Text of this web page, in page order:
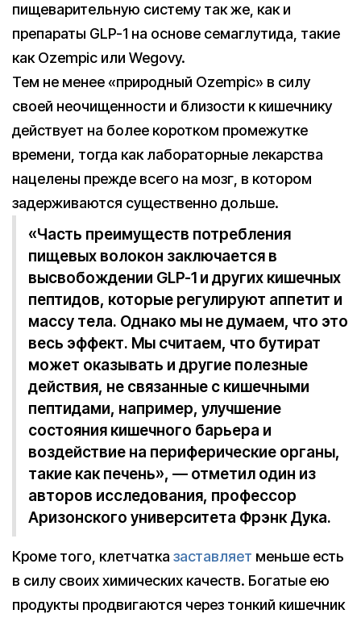
пищеварительную систему так же, как и
препараты GLP-1 на основе семаглутида, такие
как Ozempic или Wegovy.
Тем не менее «природный Ozempic» в силу
своей неочищенности и близости к кишечнику
действует на более коротком промежутке
времени, тогда как лабораторные лекарства
нацелены прежде всего на мозг, в котором
задерживаются существенно дольше.
«Часть преимуществ потребления
пищевых волокон заключается в
высвобождении GLP-1 и других кишечных
пептидов, которые регулируют аппетит и
массу тела. Однако мы не думаем, что это
весь эффект. Мы считаем, что бутират
может оказывать и другие полезные
действия, не связанные с кишечными
пептидами, например, улучшение
состояния кишечного барьера и
воздействие на периферические органы,
такие как печень», — отметил один из
авторов исследования, профессор
Аризонского университета Фрэнк Дука.
Кроме того, клетчатка заставляет меньше есть
в силу своих химических качеств. Богатые ею
продукты продвигаются через тонкий кишечник